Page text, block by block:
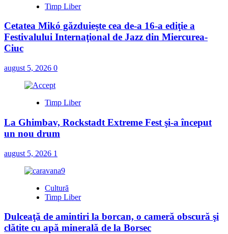
Timp Liber
Cetatea Mikó găzduieşte cea de-a 16-a ediţie a
Festivalului Internaţional de Jazz din Miercurea-
Ciuc
august 5, 2026 0
Timp Liber
La Ghimbav, Rockstadt Extreme Fest şi-a început
un nou drum
august 5, 2026 1
Cultură
Timp Liber
Dulceaţă de amintiri la borcan, o cameră obscură şi
clătite cu apă minerală de la Borsec